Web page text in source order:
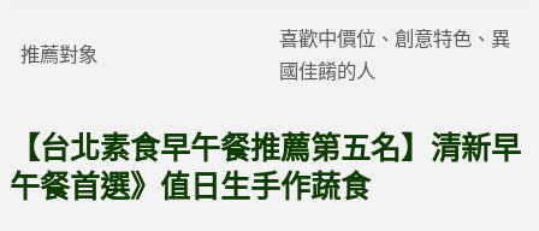
推薦對象
喜歡中價位、創意特色、異
國佳餚的人
【台北素食早午餐推薦第五名】清新早
午餐首選》值日生手作蔬食